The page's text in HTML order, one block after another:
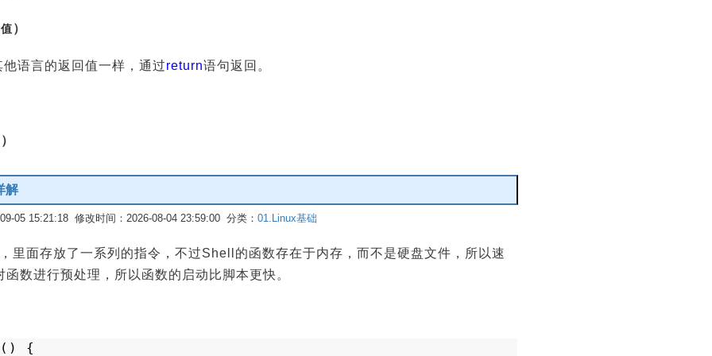
）
语言的返回值一样，通过return语句返回。
解
05 15:21:18 修改时间：2026-08-04 23:59:00 分类： 01.Linux基础
里面存放了一系列的指令，不过Shell的函数存在于内存，而不是硬盘文件，所以速
数进行预处理，所以函数的启动比脚本更快。
() {